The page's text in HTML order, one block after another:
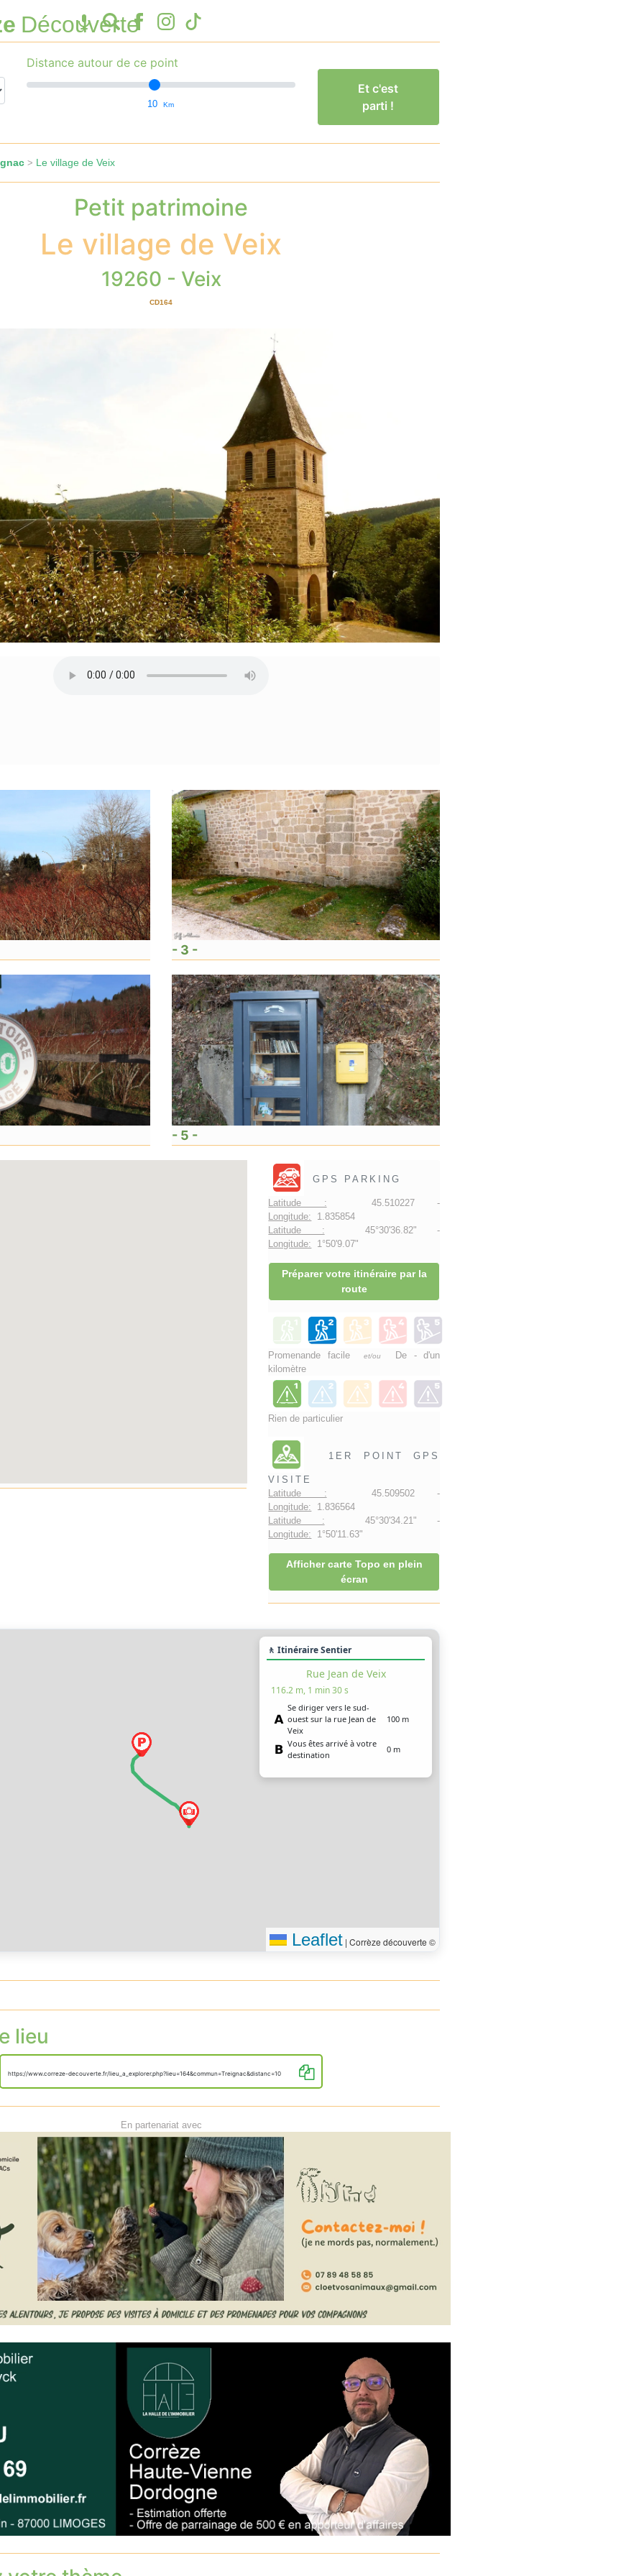
Découverte
Distance autour de ce point
10 Km
Et c'est
parti !
> Le village de Veix
Petit patrimoine
Le village de Veix
19260 - Veix
CD164
- 3 -
- 5 -
GPS PARKING
Latitude : 45.510227 -
Longitude: 1.835854
Latitude : 45°30'36.82" -
Longitude: 1°50'9.07"
Préparer votre itinéraire par la
route
Promenande facileet/ou
De - d'un
kilomètre
Rien de particulier
1ER POINT GPS
VISITE
Latitude : 45.509502 -
Longitude: 1.836564
Latitude : 45°30'34.21" -
Longitude: 1°50'11.63"
Afficher carte Topo en plein
écran
🚶 Itinéraire Sentier
Rue Jean de Veix
116.2 m, 1 min 30 s
Se diriger vers le sud-
ouest sur la rue Jean de
Veix
100 m
Vous êtes arrivé à votre
destination
0 m
Leaflet | Corrèze découverte ©
lieu
https://www.correze-decouverte.fr/lieu_a_explorer.php?lieu=164&commun=Treignac&distanc=10
En partenariat avec